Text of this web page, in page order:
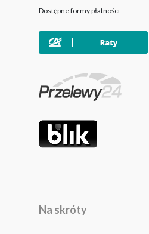
Dostępne formy płatności
Na skróty